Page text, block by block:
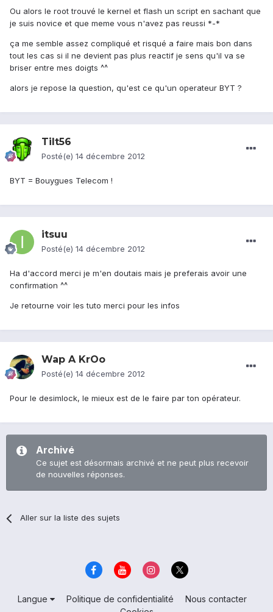
Ou alors le root trouvé le kernel et flash un script en sachant que
je suis novice et que meme vous n'avez pas reussi *-*
ça me semble assez compliqué et risqué a faire mais bon dans
tout les cas si il ne devient pas plus reactif je sens qu'il va se
briser entre mes doigts ^^
alors je repose la question, qu'est ce qu'un operateur BYT ?
Tilt56
Posté(e) 14 décembre 2012
BYT = Bouygues Telecom !
itsuu
Posté(e) 14 décembre 2012
Ha d'accord merci je m'en doutais mais je preferais avoir une
confirmation ^^
Je retourne voir les tuto merci pour les infos
Wap A KrOo
Posté(e) 14 décembre 2012
Pour le desimlock, le mieux est de le faire par ton opérateur.
Archivé
Ce sujet est désormais archivé et ne peut plus recevoir
de nouvelles réponses.
Aller sur la liste des sujets
Langue Politique de confidentialité
Nous contacter